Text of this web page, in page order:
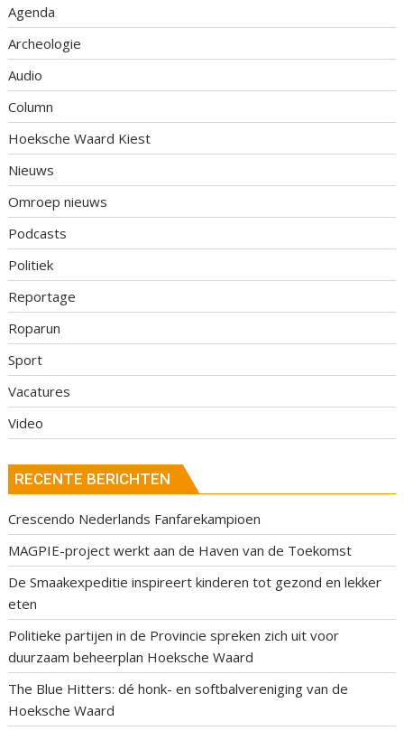
Agenda
Archeologie
Audio
Column
Hoeksche Waard Kiest
Nieuws
Omroep nieuws
Podcasts
Politiek
Reportage
Roparun
Sport
Vacatures
Video
RECENTE BERICHTEN
Crescendo Nederlands Fanfarekampioen
MAGPIE-project werkt aan de Haven van de Toekomst
De Smaakexpeditie inspireert kinderen tot gezond en lekker
eten
Politieke partijen in de Provincie spreken zich uit voor
duurzaam beheerplan Hoeksche Waard
The Blue Hitters: dé honk- en softbalvereniging van de
Hoeksche Waard